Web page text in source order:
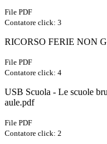
File PDF
Contatore click: 3
RICORSO FERIE NON
File PDF
Contatore click: 4
USB Scuola - Le scuole
aule.pdf
File PDF
Contatore click: 2